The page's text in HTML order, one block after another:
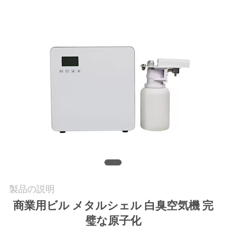
品
質
製品の説明
商業用ビル メタルシェル 白臭空気機 完
璧な原子化